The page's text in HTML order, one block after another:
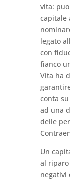
vita:
capitale
legato
con
fianco
Vita ha
conta
ad una
delle
Un
al
negativi